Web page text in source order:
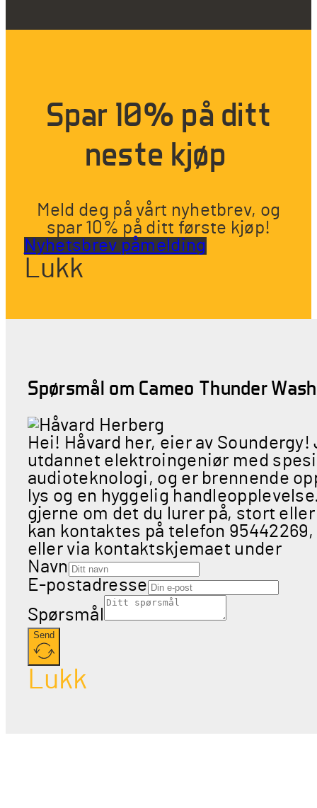
Spar 10% på ditt
neste kjøp
Meld deg på vårt nyhetbrev, og
spar 10% på ditt første kjøp!
Nyhetsbrev påmelding
Lukk
Spørsmål om Cameo Thunder
Hei! Håvard her, eier av Soundergy!
utdannet elektroingeniør med
audioteknologi, og er brennende
lys og en hyggelig
gjerne om det du lurer på, stort
kan kontaktes på telefon
eller via kontaktskjemaet under
Navn
E-postadresse
Spørsmål
Send
Lukk